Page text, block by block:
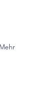
Mehr